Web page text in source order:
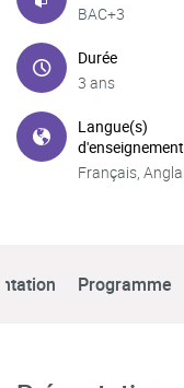
BAC+3
Durée
3 ans
Langue(s)
d'enseignement
Français,
Programme